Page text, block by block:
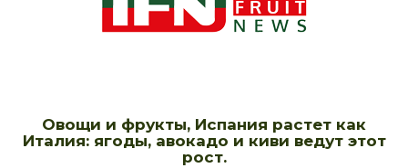
Овощи и фрукты, Испания растет как
Италия: ягоды, авокадо и киви ведут этот
рост.